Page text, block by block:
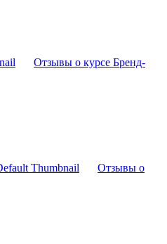
Отзывы о курсе Бренд-
Отзывы о